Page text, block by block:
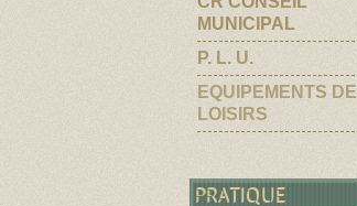
MUNICIPAL
P. L. U.
EQUIPEMENTS DE
LOISIRS
PRATIQUE